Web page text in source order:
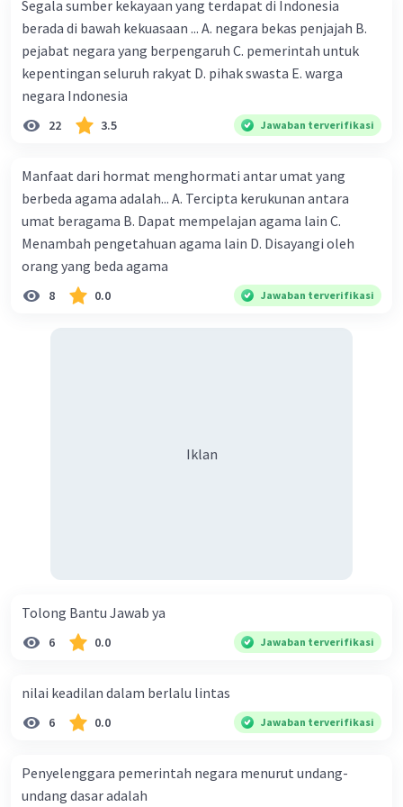
penting dalam proses pembuatan perda, termasuk
mengidentifikasi masalah yang perlu diatur, menyusun
rancangan perda, dan membahasnya dalam sidang
Meskipun pilihan A, C, dan D juga merupakan tugas yang
penting bagi anggota DPRD, namun kewajiban pokok
yang digunakan untuk mengatur kehidupan masyarakat
di tingkat daerah, termasuk dalam hal pembangunan,
pelayanan publik, dan pengelolaan sumber daya daerah.
Beri Rating
A.F.Olivia A
Segala sumber kekayaan yang terdapat di Indonesia
berada di bawah kekuasaan ... A. negara bekas penjajah B.
pejabat negara yang berpengaruh C. pemerintah untuk
kepentingan seluruh rakyat D. pihak swasta E. warga
negara Indonesia
22 3.5 Jawaban terverifikasi
Manfaat dari hormat menghormati antar umat yang
berbeda agama adalah... A. Tercipta kerukunan antara
umat beragama B. Dapat mempelajan agama lain C.
Menambah pengetahuan agama lain D. Disayangi oleh
orang yang beda agama
8 0.0 Jawaban terverifikasi
Iklan
Tolong Bantu Jawab ya
6 0.0 Jawaban terverifikasi
nilai keadilan dalam berlalu lintas
6 0.0 Jawaban terverifikasi
Penyelenggara pemerintah negara menurut undang-
undang dasar adalah